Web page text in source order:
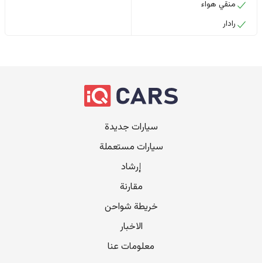
منقي هواء
رادار
سيارات جديدة
سيارات مستعملة
إرشاد
مقارنة
خريطة شواحن
الاخبار
معلومات عنا